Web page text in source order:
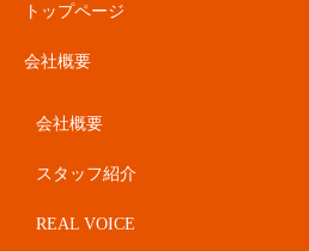
トップページ
会社概要
会社概要
スタッフ紹介
REAL VOICE